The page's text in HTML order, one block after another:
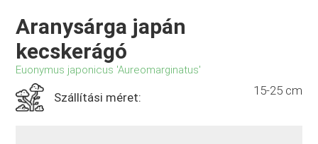
Aranysárga japán
kecskerágó
Euonymus japonicus 'Aureomarginatus'
Szállítási méret: 15-25 cm